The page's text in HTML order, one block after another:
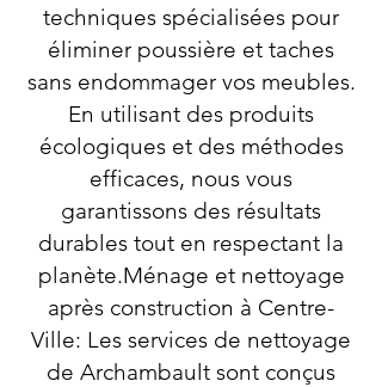
techniques spécialisées pour
éliminer poussière et taches
sans endommager vos meubles.
En utilisant des produits
écologiques et des méthodes
efficaces, nous vous
garantissons des résultats
durables tout en respectant la
planète.Ménage et nettoyage
après construction à Centre-
Ville: Les services de nettoyage
de Archambault sont conçus